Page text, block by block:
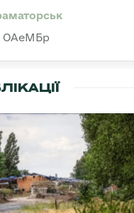
ОАеМБр